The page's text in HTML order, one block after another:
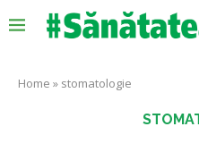
Home » stomatologie